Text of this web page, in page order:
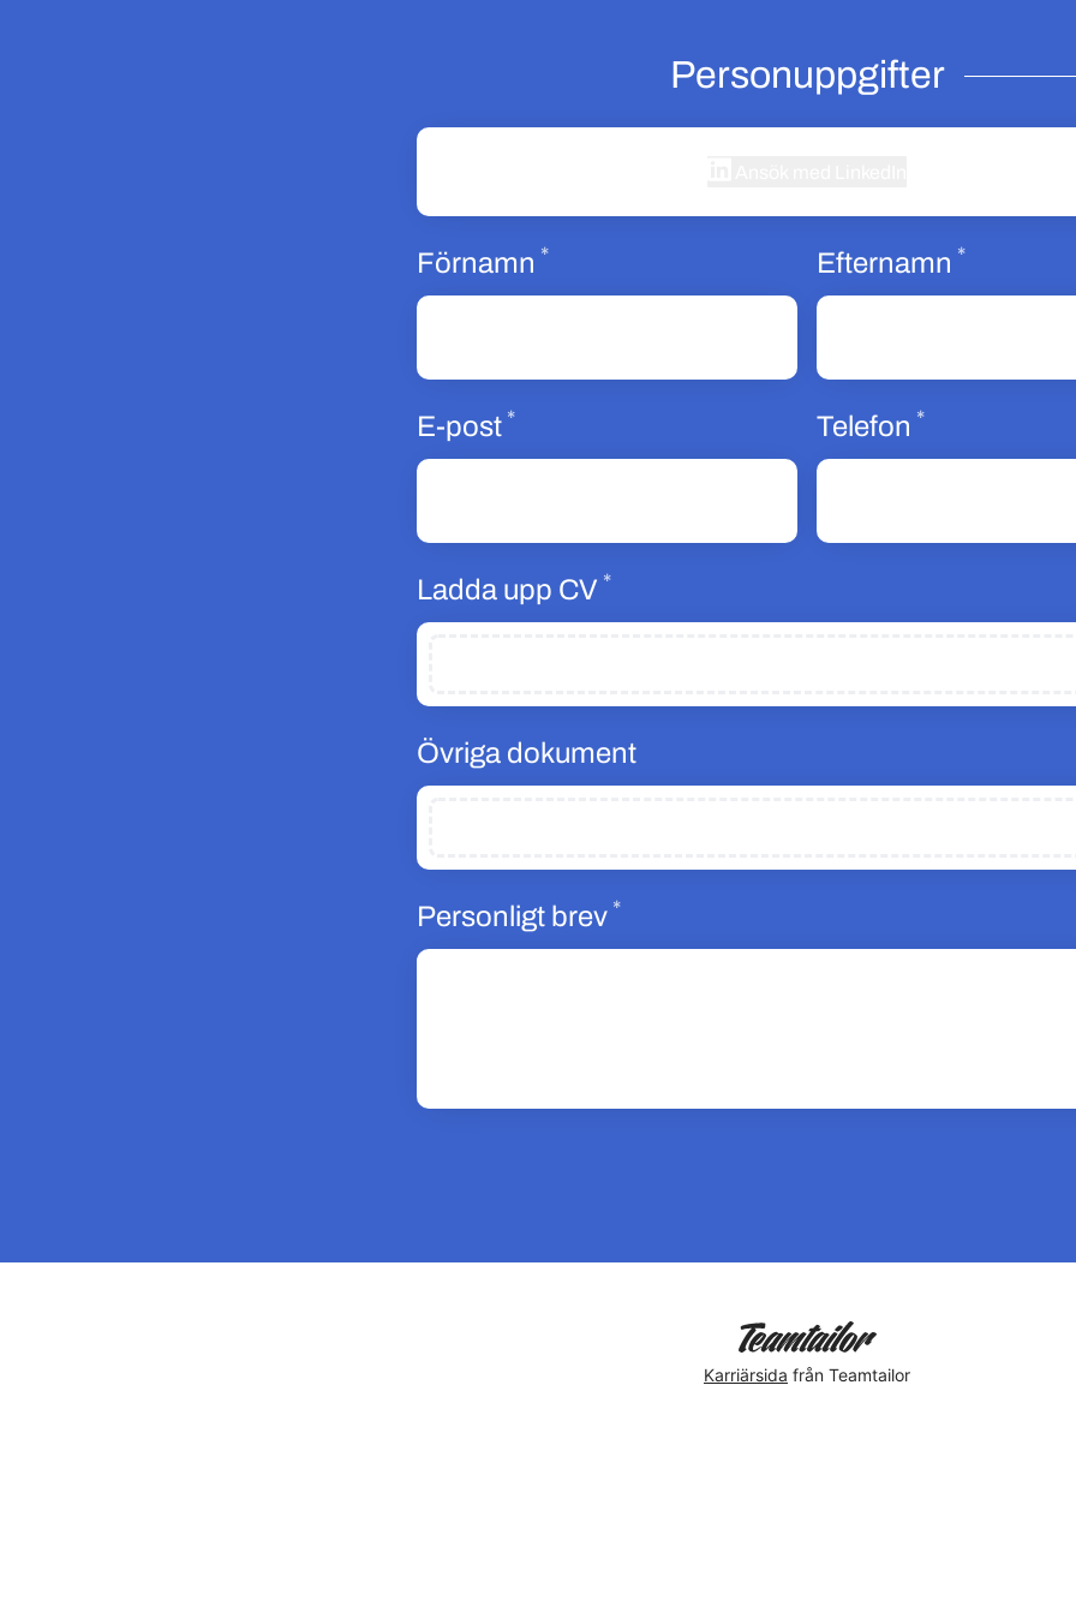
Personuppgifter
Förnamn *Obligatoriskt Efternamn *
E-post *Obligatoriskt Telefon *Obligatoriskt
Ladda upp CV *Obligatoriskt
Övriga dokument
Personligt brev *Obligatoriskt
Karriärsida från Teamtailor